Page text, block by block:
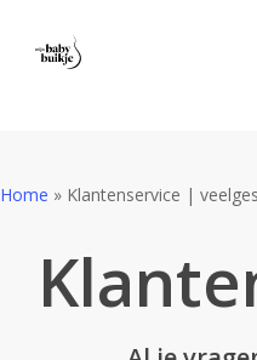
Home » Klantenservice |